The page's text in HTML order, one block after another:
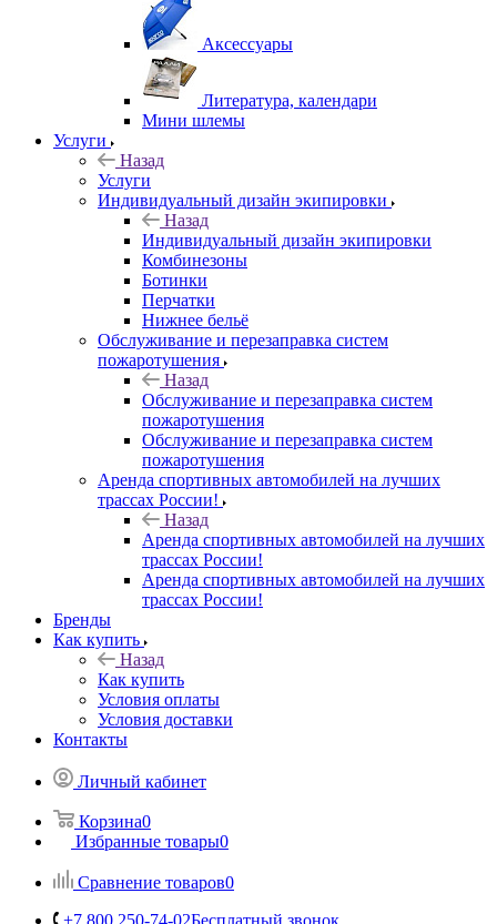
Аксессуары
Литература, календари
Мини шлемы
Услуги
Назад
Услуги
Индивидуальный дизайн экипировки
Назад
Индивидуальный дизайн экипировки
Комбинезоны
Ботинки
Перчатки
Нижнее бельё
Обслуживание и перезаправка систем
пожаротушения
Назад
Обслуживание и перезаправка систем
пожаротушения
Обслуживание и перезаправка систем
пожаротушения
Аренда спортивных автомобилей на лучших
трассах России!
Назад
Аренда спортивных автомобилей на лучших
трассах России!
Аренда спортивных автомобилей на лучших
трассах России!
Бренды
Как купить
Назад
Как купить
Условия оплаты
Условия доставки
Контакты
Личный кабинет
Корзина0
Избранные товары0
Сравнение товаров0
+7 800 250-74-02Бесплатный звонок